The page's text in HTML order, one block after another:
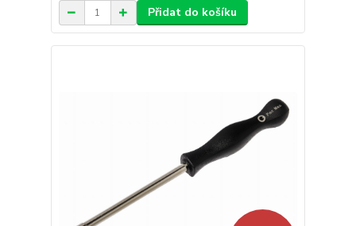
Přidat do košíku